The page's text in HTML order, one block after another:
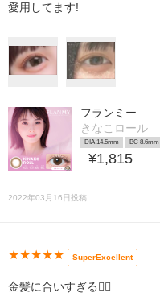
愛用してます!
フランミー
きなこロール
DIA 14.5mm BC 8.6mm
¥1,815
2022年03月16日投稿
★★★★★ SuperExcellent
金髪に合いすぎる👱‍♀️